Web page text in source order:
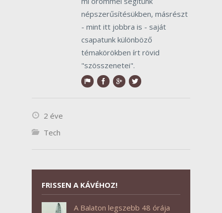
népszerűsítésükben, másrészt
- mint itt jobbra is - saját
csapatunk különböző
témakörökben írt rövid
"szösszenetei".
2 éve
Tech
FRISSEN A KÁVÉHOZ!
A Balaton legszebb 48 órája